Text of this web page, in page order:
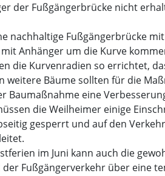
der Fußgängerbrücke nicht
nachhaltige Fußgängerbrücke
Anhänger um die Kurve
die Kurvenradien so errichtet,
Bäume sollten für die
Baumaßnahme eine
die Weilheimer einige
gesperrt und auf den
im Juni kann auch die
Fußgängerverkehr über eine